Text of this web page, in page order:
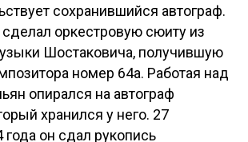
сохранившийся автограф.
оркестровую сюиту из
Шостаковича, получившую
номер 64а. Работая над
опирался на автограф
хранился у него. 27
года он сдал рукопись